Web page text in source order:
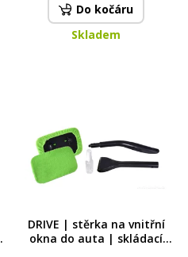
Do kočáru
Skladem
DRIVE | stěrka na vnitřní
okna do auta | skládací